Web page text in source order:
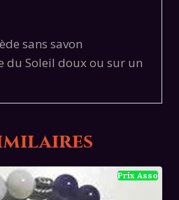
sans savon
du Soleil doux ou sur un